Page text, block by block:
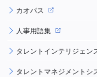
カオパス
人事用語集
タレントインテリジェン
タレントマネジメントシ